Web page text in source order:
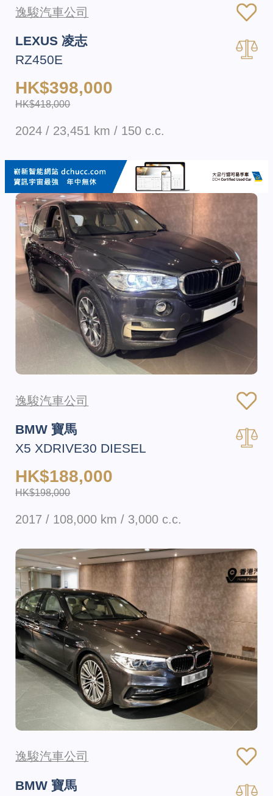
逸駿汽車公司
LEXUS 凌志
RZ450E
HK$398,000
HK$418,000
2024 / 23,451 km / 150 c.c.
逸駿汽車公司
BMW 寶馬
X5 XDRIVE30 DIESEL
HK$188,000
HK$198,000
2017 / 108,000 km / 3,000 c.c.
逸駿汽車公司
BMW 寶馬